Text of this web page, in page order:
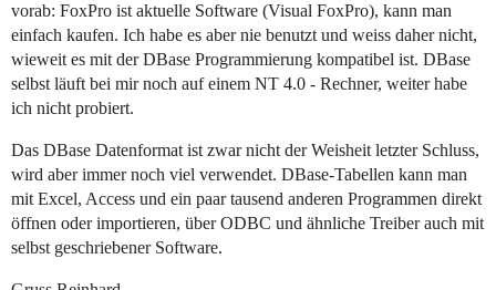
vorab: FoxPro ist aktuelle Software (Visual FoxPro), kann man
einfach kaufen. Ich habe es aber nie benutzt und weiss daher nicht,
wieweit es mit der DBase Programmierung kompatibel ist. DBase
selbst läuft bei mir noch auf einem NT 4.0 - Rechner, weiter habe
ich nicht probiert.
Das DBase Datenformat ist zwar nicht der Weisheit letzter Schluss,
wird aber immer noch viel verwendet. DBase-Tabellen kann man
mit Excel, Access und ein paar tausend anderen Programmen direkt
öffnen oder importieren, über ODBC und ähnliche Treiber auch mit
selbst geschriebener Software.